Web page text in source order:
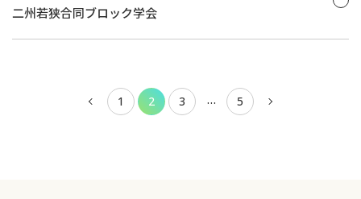
二州若狭合同ブロック学会
1 2 3 … 5